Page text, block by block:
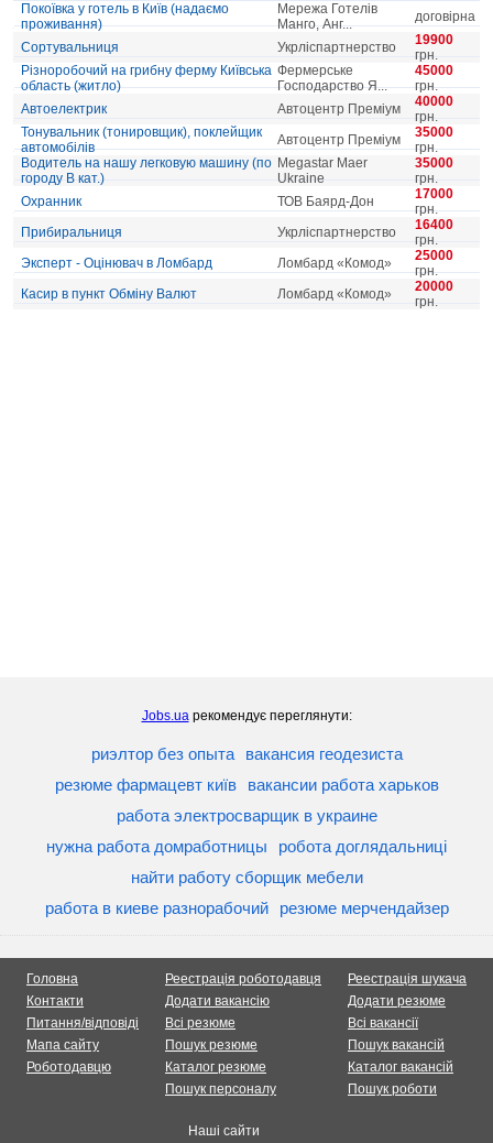
Покоївка у готель в Київ (надаємо
проживання)
Мережа Готелів
Манго, Анг...
договірна
Сортувальниця
Укрліспартнерство
19900
грн.
Різноробочий на грибну ферму Київська
область (житло)
Фермерське
Господарство Я...
45000
грн.
Автоелектрик
Автоцентр Преміум
40000
грн.
Тонувальник (тонировщик), поклейщик
автомобілів
Автоцентр Преміум
35000
грн.
Водитель на нашу легковую машину (по
городу В кат.)
Megastar Maer
Ukraine
35000
грн.
Охранник
ТОВ Баярд-Дон
17000
грн.
Прибиральниця
Укрліспартнерство
16400
грн.
Эксперт - Оцінювач в Ломбард
Ломбард «Комод»
25000
грн.
Касир в пункт Обміну Валют
Ломбард «Комод»
20000
грн.
Jobs.uaрекомендує переглянути:
риэлтор без опыта
вакансия геодезиста
резюме фармацевт київ
вакансии работа харьков
работа электросварщик в украине
нужна работа домработницы
робота доглядальниці
найти работу сборщик мебели
работа в киеве разнорабочий
резюме мерчендайзер
Головна
Контакти
Питання/відповіді
Мапа сайту
Роботодавцю
Реестрація роботодавця
Додати вакансію
Всі резюме
Пошук резюме
Каталог резюме
Пошук персоналу
Реестрація шукача
Додати резюме
Всі вакансії
Пошук вакансій
Каталог вакансій
Пошук роботи
Наші сайти